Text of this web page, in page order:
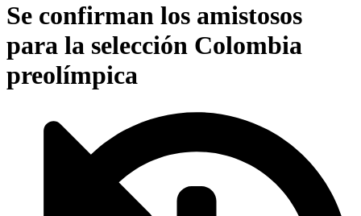
Se confirman los amistosos
para la selección Colombia
preolímpica